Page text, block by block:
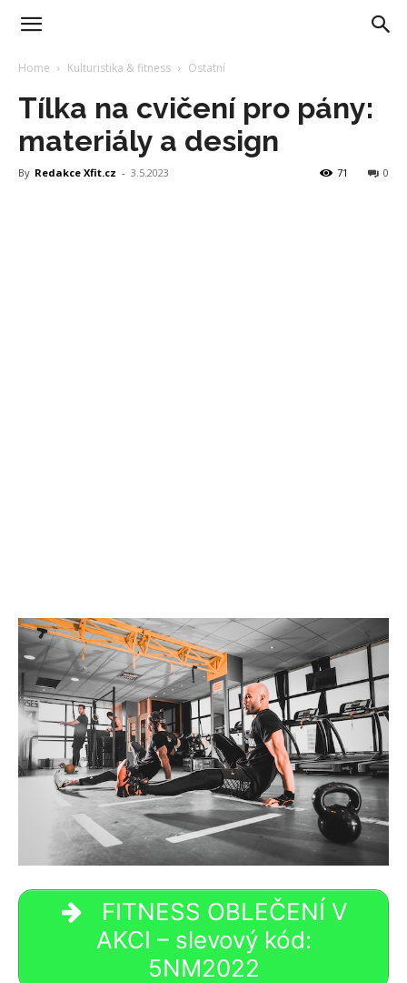
Home Kulturistika & fitness Ostatní
Tílka na cvičení pro pány:
materiály a design
By Redakce Xfit.cz - 3.5.2023 0
71
FITNESS OBLEČENÍ V
AKCI – slevový kód:
5NM2022